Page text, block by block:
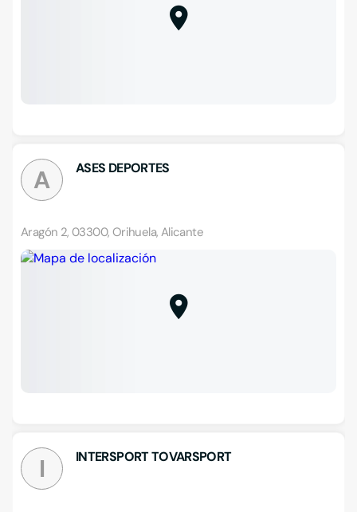
A ASES DEPORTES
Aragón 2, 03300, Orihuela, Alicante
I INTERSPORT TOVARSPORT